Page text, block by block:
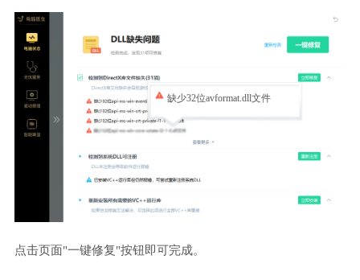
缺少32位avformat.dll文件
点击页面"一键修复"按钮即可完成。